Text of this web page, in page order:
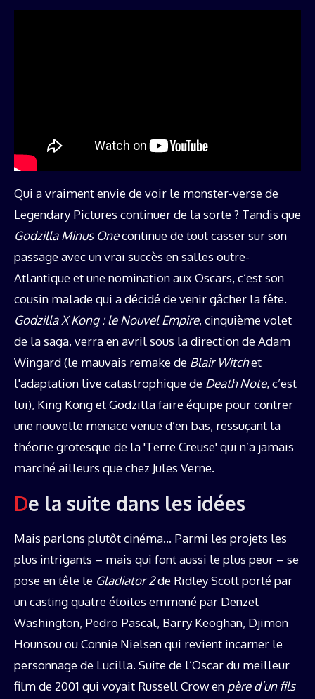
Qui a vraiment envie de voir le monster-verse de
Legendary Pictures continuer de la sorte ? Tandis que
Godzilla Minus Onecontinue de tout casser sur son
passage avec un vrai succès en salles outre-
Atlantique et une nomination aux Oscars, c’est son
cousin malade qui a décidé de venir gâcher la fête.
Godzilla X Kong : le Nouvel Empire, cinquième volet
de la saga, verra en avril sous la direction de Adam
Wingard (le mauvais remake de Blair Witchet
l'adaptation live catastrophique de Death Note, c’est
lui), King Kong et Godzilla faire équipe pour contrer
une nouvelle menace venue d’en bas, ressuçant la
théorie grotesque de la 'Terre Creuse' qui n’a jamais
marché ailleurs que chez Jules Verne.
De la suite dans les idées
Mais parlons plutôt cinéma… Parmi les projets les
plus intrigants – mais qui font aussi le plus peur – se
pose en tête le Gladiator 2de Ridley Scott porté par
un casting quatre étoiles emmené par Denzel
Washington, Pedro Pascal, Barry Keoghan, Djimon
Hounsou ou Connie Nielsen qui revient incarner le
personnage de Lucilla. Suite de l’Oscar du meilleur
film de 2001 qui voyait Russell Crow en père d’un fils